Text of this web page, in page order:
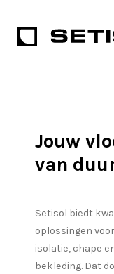
Jouw
van
Setisol biedt
oplossingen
isolatie, chape
bekleding. Dat